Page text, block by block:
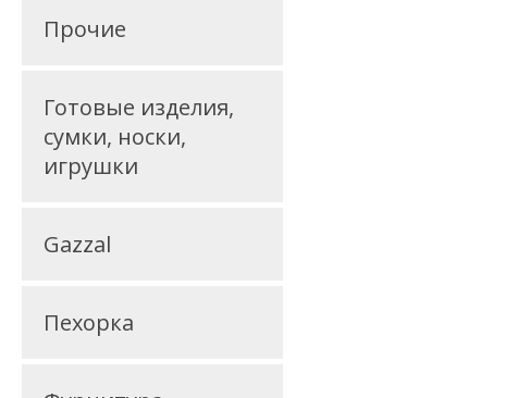
Прочие
Готовые изделия,
сумки, носки,
игрушки
Gazzal
Пехорка